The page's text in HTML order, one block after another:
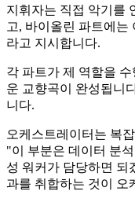
지휘자는 직접 악기를
고, 바이올린 파트에는
라고 지시합니다.
각 파트가 제 역할을
운 교향곡이 완성됩니
니다.
오케스트레이터는 복
"이 부분은 데이터 분
성 워커가 담당하면 되
과를 취합하는 것이 오